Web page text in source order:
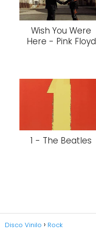
Wish You Were
Here - Pink Floyd
1 - The Beatles
Disco Vinilo Rock